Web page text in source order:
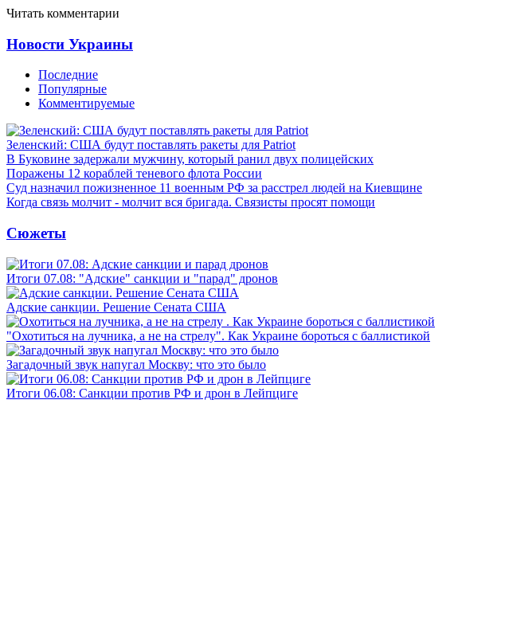
Читать комментарии
Новости Украины
Последние
Популярные
Комментируемые
Зеленский: США будут поставлять ракеты для Patriot
В Буковине задержали мужчину, который ранил двух полицейских
Поражены 12 кораблей теневого флота России
Суд назначил пожизненное 11 военным РФ за расстрел людей на Киевщине
Когда связь молчит - молчит вся бригада. Связисты просят помощи
Сюжеты
Итоги 07.08: "Адские" санкции и "парад" дронов
Адские санкции. Решение Сената США
"Охотиться на лучника, а не на стрелу". Как Украине бороться с баллистикой
Загадочный звук напугал Москву: что это было
Итоги 06.08: Санкции против РФ и дрон в Лейпциге